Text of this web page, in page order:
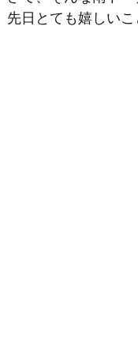
先日とても嬉しいこ